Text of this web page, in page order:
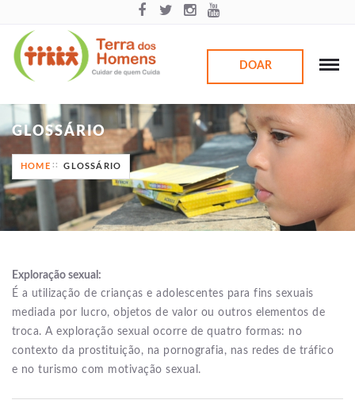
DOAR
GLOSSÁRIO
HOME GLOSSÁRIO
Exploração sexual:
É a utilização de crianças e adolescentes para fins sexuais
mediada por lucro, objetos de valor ou outros elementos de
troca. A exploração sexual ocorre de quatro formas: no
contexto da prostituição, na pornografia, nas redes de tráfico
e no turismo com motivação sexual.